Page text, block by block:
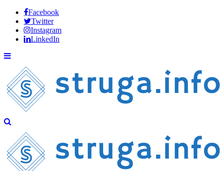
Facebook
Twitter
Instagram
LinkedIn